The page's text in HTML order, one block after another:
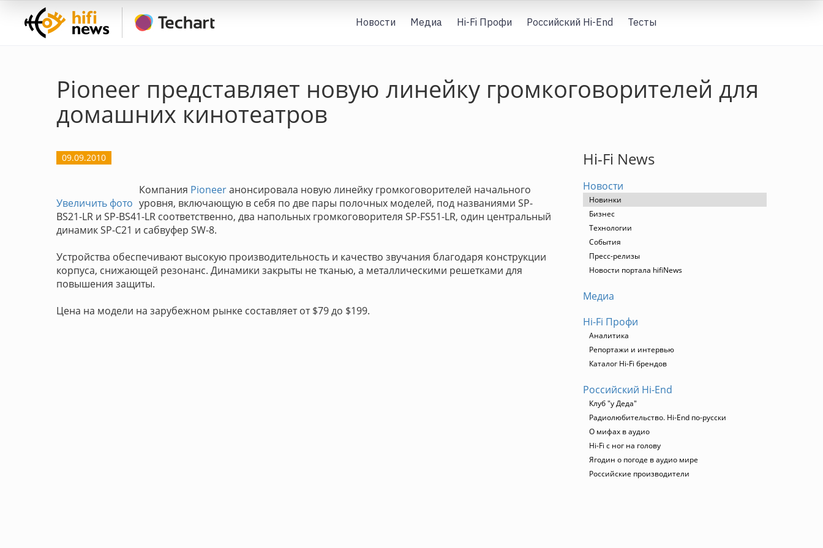
Новости Медиа Hi-Fi Профи Российский Hi-End Тесты
Pioneer представляет новую линейку громкоговорителей для
домашних кинотеатров
09.09.2010
Увеличить фото
Компания Pioneerанонсировала новую линейку громкоговорителей начального
уровня, включающую в себя по две пары полочных моделей, под названиями SP-
BS21-LR и SP-BS41-LR соответственно, два напольных громкоговорителя SP-FS51-LR, один центральный
динамик SP-C21 и сабвуфер SW-8.
Устройства обеспечивают высокую производительность и качество звучания благодаря конструкции
корпуса, снижающей резонанс. Динамики закрыты не тканью, а металлическими решетками для
повышения защиты.
Цена на модели на зарубежном рынке составляет от $79 до $199.
Hi-Fi News
Новости
Новинки
Бизнес
Технологии
События
Пресс-релизы
Новости портала hifiNews
Медиа
Hi-Fi Профи
Аналитика
Репортажи и интервью
Каталог Hi-Fi брендов
Российский Hi-End
Клуб "у Деда"
Радиолюбительство. Hi-End по-русски
О мифах в аудио
Hi-Fi с ног на голову
Ягодин о погоде в аудио мире
Российские производители